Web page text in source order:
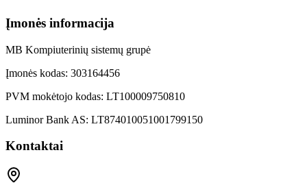
Įmonės informacija
MB Kompiuterinių sistemų grupė
Įmonės kodas: 303164456
PVM mokėtojo kodas: LT100009750810
Luminor Bank AS: LT874010051001799150
Kontaktai